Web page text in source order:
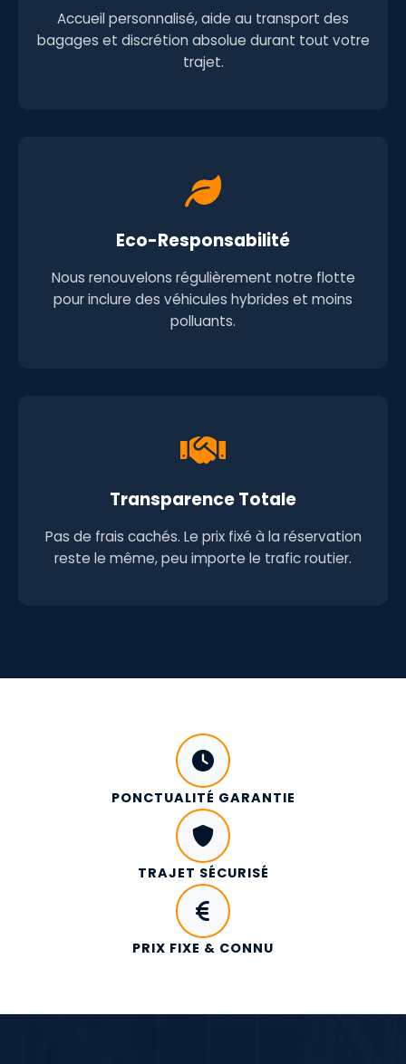
Accueil personnalisé, aide au transport des
bagages et discrétion absolue durant tout votre
trajet.
Eco-Responsabilité
Nous renouvelons régulièrement notre flotte
pour inclure des véhicules hybrides et moins
polluants.
Transparence Totale
Pas de frais cachés. Le prix fixé à la réservation
reste le même, peu importe le trafic routier.
PONCTUALITÉ GARANTIE
TRAJET SÉCURISÉ
PRIX FIXE & CONNU